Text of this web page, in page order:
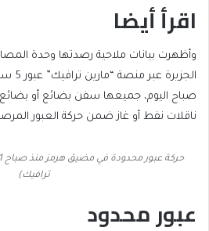
اقرأ أيضا
list
of
2
items
end
of
list
وأظهرت بيانات ملاحية رصدتها وحدة
صباح اليوم، جميعها سفن بضائع أو
ناقلات نفط أو غاز ضمن حركة العبور
ترافيك)
عبور محدود